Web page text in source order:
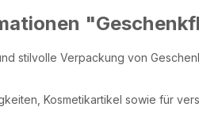
stilvolle Verpackung von
Kosmetikartikel sowie für